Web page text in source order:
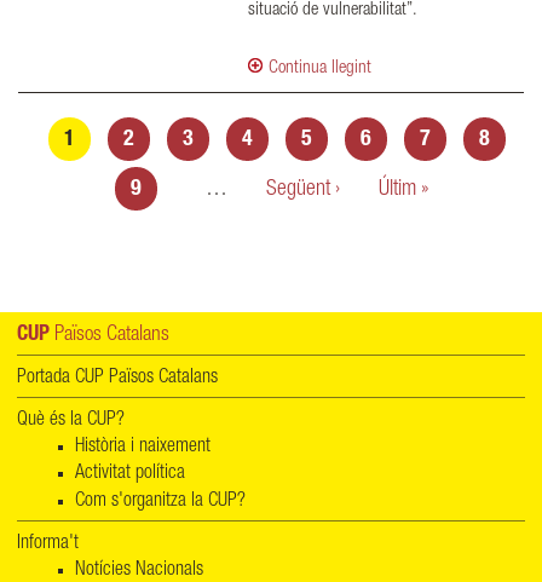
situació de vulnerabilitat”.
Continua llegint
Pàgines
1 2 3 4 5 6 7 8
9 … Següent › Últim »
CUP Països Catalans
Portada CUP Països Catalans
Què és la CUP?
Història i naixement
Activitat política
Com s'organitza la CUP?
Informa't
Notícies Nacionals